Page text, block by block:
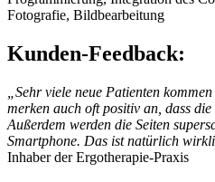
Fotografie, Bildbearbeitung
Kunden-Feedback:
„Sehr viele neue Patienten
merken auch oft positiv an, dass
Außerdem werden die Seiten
Smartphone. Das ist natürlich
Inhaber der Ergotherapie-Praxis